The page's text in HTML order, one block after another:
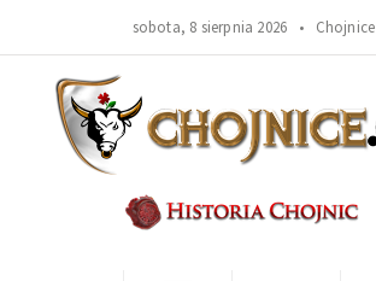
sobota, 8 sierpnia 2026 • Chojnice